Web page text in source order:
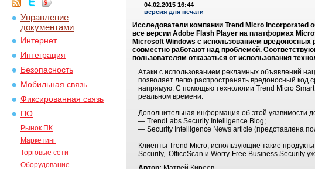
Управление
документами
Интернет
Интеграция
Безопасность
Мобильная связь
Фиксированная связь
ПО
Рынок ПК
Маркетинг
Торговые сети
Оборудование
04.02.2015 16:44
версия для печати
Исследователи компании Trend Micro Incorporated
все версии Adobe Flash Player на платформах
Microsoft Windows с использованием
совместно работают над проблемой.
пользователям отказаться от использования
Атаки с использованием рекламных объявлений
позволяет легко распространять вредоносный
напрямую. С помощью технологии Trend Micro
реальном времени.
Дополнительная информация об этой уязвимости
— TrendLabs Security Intelligence Blog;
— Security Intelligence News article (представлена
Клиенты Trend Micrо, использующие такие
Security, OfficeScan и Worry-Free Business Security